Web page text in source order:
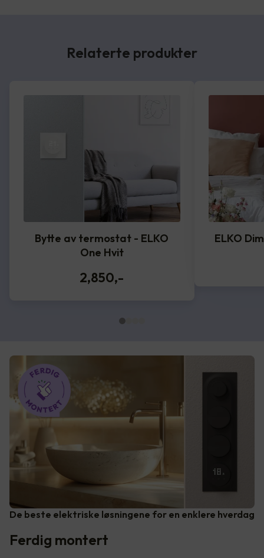
Relaterte produkter
Bytte av termostat - ELKO
One Hvit
2,850,-
ELKO
De beste elektriske løsningene for en enklere hverdag
Ferdig montert